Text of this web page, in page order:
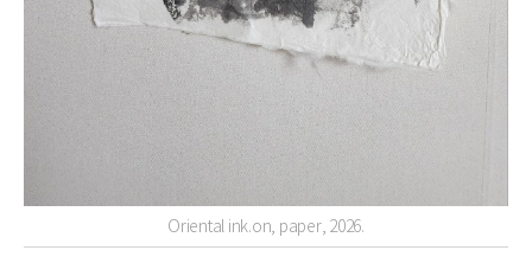
Oriental ink.on, paper, 2026.